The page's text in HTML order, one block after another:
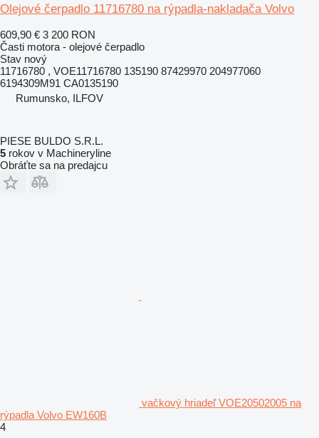
Olejové čerpadlo 11716780 na rýpadla-nakladača Volvo
609,90 € 3 200 RON
Časti motora - olejové čerpadlo
Stav nový
11716780 , VOE11716780 135190 87429970 204977060
6194309M91 CA0135190
Rumunsko, ILFOV
PIESE BULDO S.R.L.
5 rokov v Machineryline
Obráťte sa na predajcu
vačkový hriadeľ VOE20502005 na
rýpadla Volvo EW160B
4